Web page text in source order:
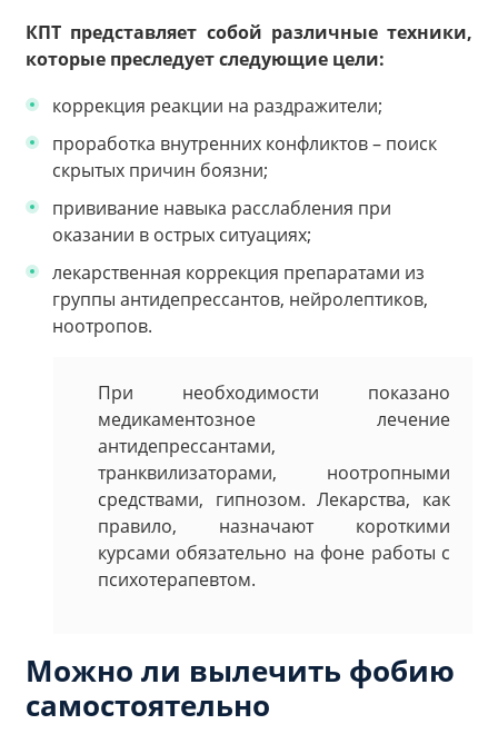
КПТ представляет собой различные техники,
которые преследует следующие цели:
коррекция реакции на раздражители;
проработка внутренних конфликтов – поиск
скрытых причин боязни;
прививание навыка расслабления при
оказании в острых ситуациях;
лекарственная коррекция препаратами из
группы антидепрессантов, нейролептиков,
ноотропов.
При необходимости показано
медикаментозное лечение
антидепрессантами,
транквилизаторами, ноотропными
средствами, гипнозом. Лекарства, как
правило, назначают короткими
курсами обязательно на фоне работы с
психотерапевтом.
Можно ли вылечить фобию
самостоятельно